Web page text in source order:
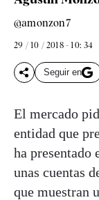
@amonzon7
29 / 10 / 2018 - 10: 34
Seguir en
El mercado
entidad que
ha presentado
unas cuentas
que muestran